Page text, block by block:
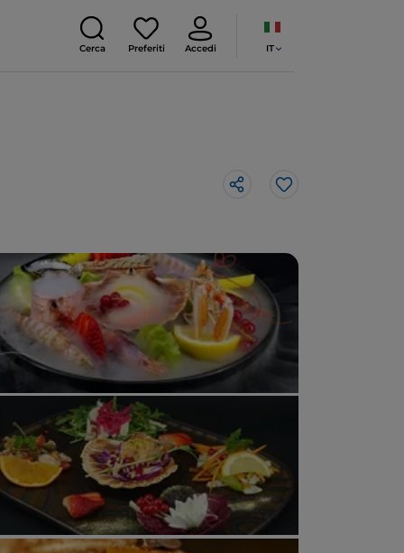
Cerca Preferiti Accedi IT
Like